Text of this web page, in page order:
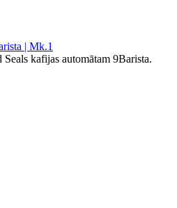
| Mk.1
kafijas automātam 9Barista.